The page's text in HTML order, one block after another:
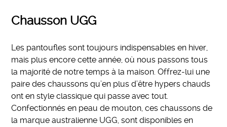
Chausson UGG
Les pantoufles sont toujours indispensables en hiver,
mais plus encore cette année, où nous passons tous
la majorité de notre temps à la maison. Offrez-lui une
paire des chaussons qu’en plus d’être hypers chauds
ont en style classique qui passe avec tout.
Confectionnés en peau de mouton, ces chaussons de
la marque australienne UGG, sont disponibles en